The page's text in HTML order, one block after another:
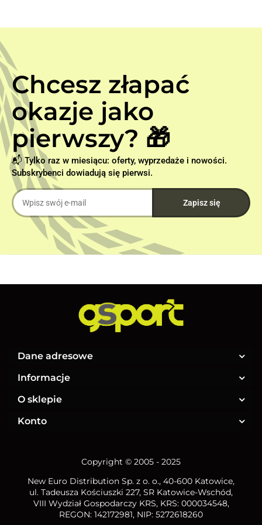
Chcesz złapać
okazje jako
pierwszy? 🎁
📬 Tylko raz w miesiącu: oferty, wyprzedaże i nowości.
Subskrybenci dowiadują się pierwsi.
Dane adresowe
Informacje
O sklepie
Konto
Copyright © 2005 - 2025
New Euro Distribution Sp. z o. o., 40-600 Katowice,
ul. Tadeusza Kościuszki 227, SR Katowice-Wschód,
VIII Wydział Gospodarczy KRS, KRS: 000034548,
REGON: 142172981, NIP: 5272618260